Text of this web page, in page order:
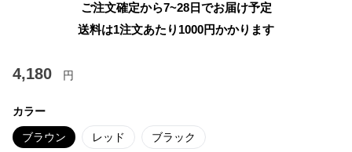
ご注文確定から7~28日でお届け予定
送料は1注文あたり 1000円かかります
4,180 円
カラー
ブラウン レッド ブラック